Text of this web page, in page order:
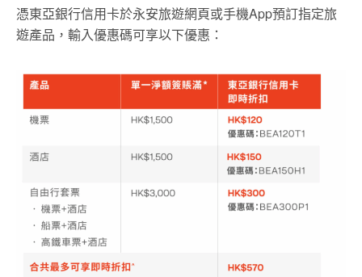
憑東亞銀行信用卡於永安旅遊網頁或手機App預訂指定旅
遊產品，輸入優惠碼可享以下優惠：